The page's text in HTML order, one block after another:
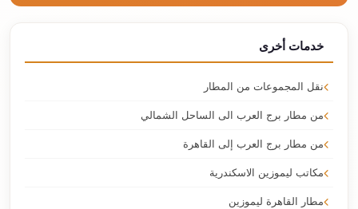
خدمات أخرى
نقل المجموعات من المطار
من مطار برج العرب الى الساحل الشمالي
من مطار برج العرب إلى القاهرة
مكاتب ليموزين الاسكندرية
مطار القاهرة ليموزين